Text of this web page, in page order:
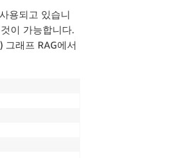
용되고 있습니
이 가능합니다.
래프 RAG에서